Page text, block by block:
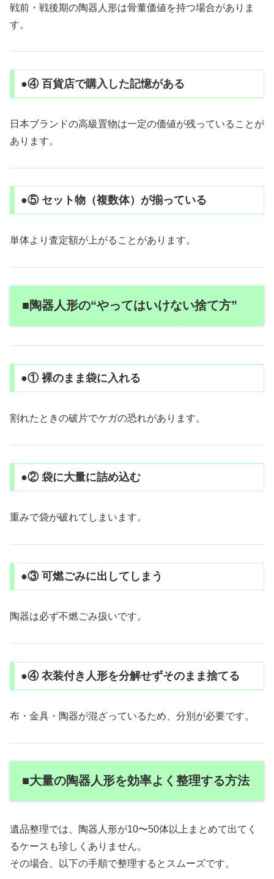
戦前・戦後期の陶器人形は骨董価値を持つ場合がありま
す。
●④ 百貨店で購入した記憶がある
日本ブランドの高級置物は一定の価値が残っていることが
あります。
●⑤ セット物（複数体）が揃っている
単体より査定額が上がることがあります。
■陶器人形の“やってはいけない捨て方”
●① 裸のまま袋に入れる
割れたときの破片でケガの恐れがあります。
●② 袋に大量に詰め込む
重みで袋が破れてしまいます。
●③ 可燃ごみに出してしまう
陶器は必ず不燃ごみ扱いです。
●④ 衣装付き人形を分解せずそのまま捨てる
布・金具・陶器が混ざっているため、分別が必要です。
■大量の陶器人形を効率よく整理する方法
遺品整理では、陶器人形が10〜50体以上まとめて出てく
るケースも珍しくありません。
その場合、以下の手順で整理するとスムーズです。